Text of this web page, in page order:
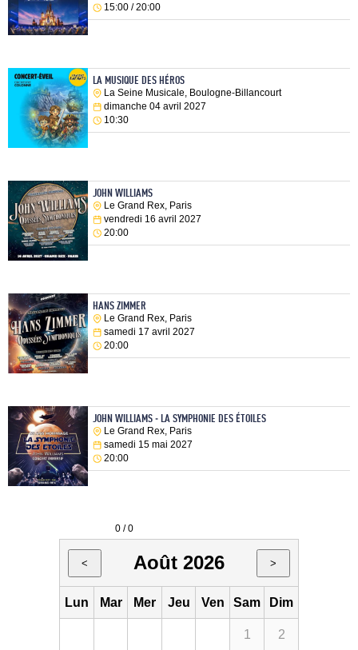
15:00 / 20:00
LA MUSIQUE DES HÉROS
La Seine Musicale, Boulogne-Billancourt
dimanche 04 avril 2027
10:30
JOHN WILLIAMS
Le Grand Rex, Paris
vendredi 16 avril 2027
20:00
HANS ZIMMER
Le Grand Rex, Paris
samedi 17 avril 2027
20:00
JOHN WILLIAMS - LA SYMPHONIE DES ÉTOILES
Le Grand Rex, Paris
samedi 15 mai 2027
20:00
0 / 0
< Août 2026 >
Lun Mar Mer Jeu Ven Sam Dim
1 2